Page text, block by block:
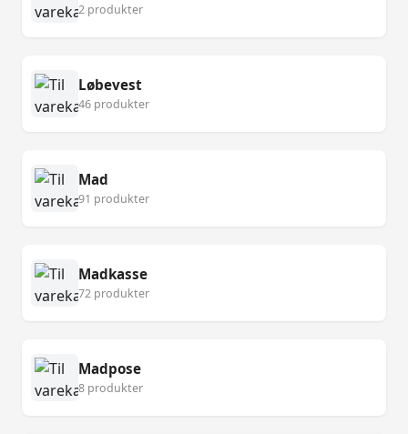
2 produkter
Løbevest
46 produkter
Mad
91 produkter
Madkasse
72 produkter
Madpose
8 produkter